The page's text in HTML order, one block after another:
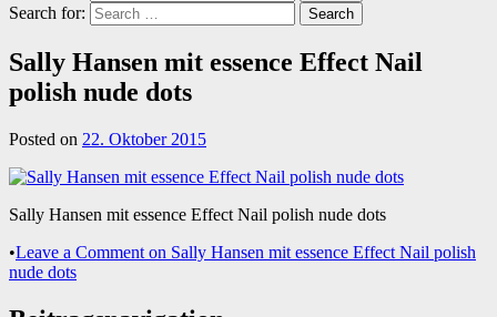
Search for: Search
Sally Hansen mit essence Effect Nail
polish nude dots
Posted on 22. Oktober 2015
Sally Hansen mit essence Effect Nail polish nude dots
•Leave a Comment on Sally Hansen mit essence Effect Nail polish
nude dots